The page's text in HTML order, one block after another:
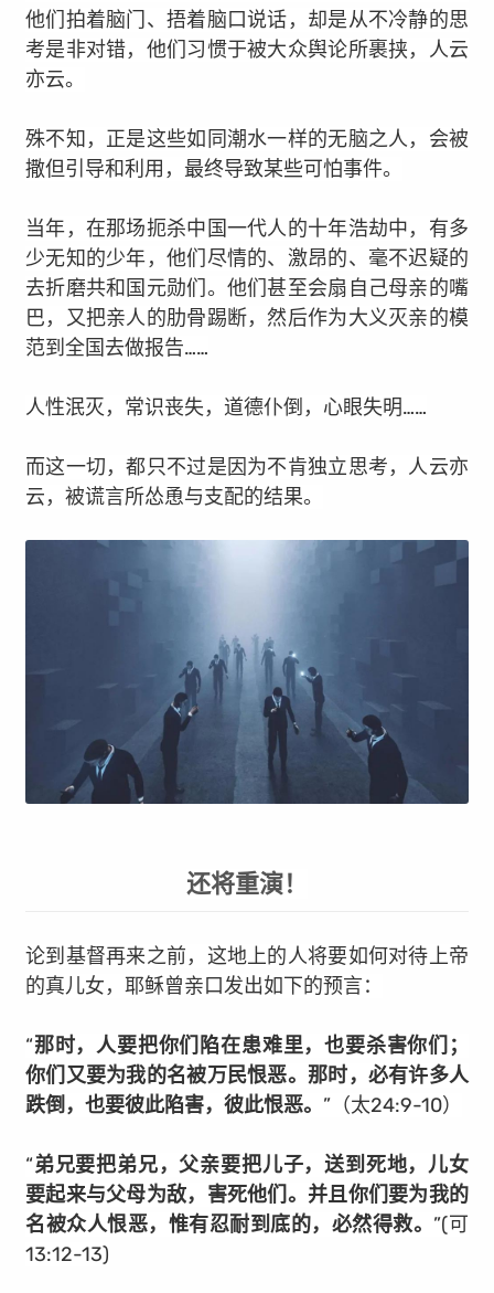
他们拍着脑门、捂着脑口说话，却是从不冷静的思
考是非对错，他们习惯于被大众舆论所裹挟，人云
亦云。
殊不知，正是这些如同潮水一样的无脑之人，会被
撒但引导和利用，最终导致某些可怕事件。
当年，在那场扼杀中国一代人的十年浩劫中，有多
少无知的少年，他们尽情的、激昂的、毫不迟疑的
去折磨共和国元勋们。 他们甚至会扇自己母亲的嘴
巴，又把亲人的肋骨踢断，然后作为大义灭亲的模
范到全国去做报告……
人性泯灭，常识丧失，道德仆倒，心眼失明……
而这一切，都只不过是因为不肯独立思考，人云亦
云，被谎言所怂恿与支配的结果。
还将重演！
论到基督再来之前，这地上的人将要如何对待上帝
的真儿女，耶稣曾亲口发出如下的预言：
“那时，人要把你们陷在患难里，也要杀害你们；
你们又要为我的名被万民恨恶。那时，必有许多人
跌倒，也要彼此陷害，彼此恨恶。 ”（太24:9-10）
“弟兄要把弟兄，父亲要把儿子，送到死地，儿女
要起来与父母为敌，害死他们。并且你们要为我的
名被众人恨恶，惟有忍耐到底的，必然得救。 ”(可
13:12-13)